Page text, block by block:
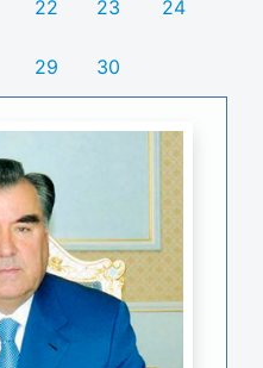
22 23 24
29 30